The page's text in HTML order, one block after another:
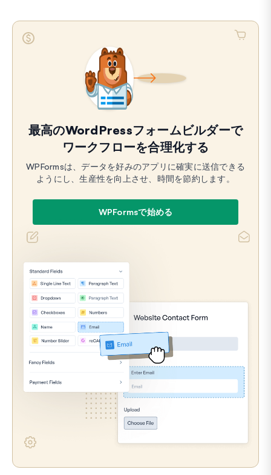
最高のWordPressフォームビルダーで
ワークフローを合理化する
WPFormsは、データを好みのアプリに確実に送信できる
ようにし、生産性を向上させ、時間を節約します。
WPFormsで始める